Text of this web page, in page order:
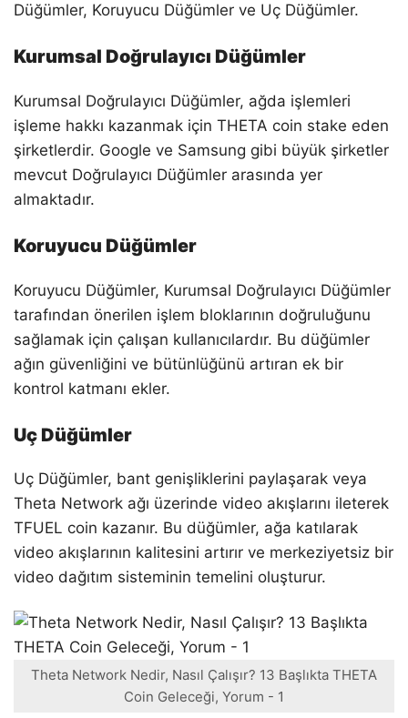
Düğümler, Koruyucu Düğümler ve Uç Düğümler.
Kurumsal Doğrulayıcı Düğümler
Kurumsal Doğrulayıcı Düğümler, ağda işlemleri
işleme hakkı kazanmak için THETA coin stake eden
şirketlerdir. Google ve Samsung gibi büyük şirketler
mevcut Doğrulayıcı Düğümler arasında yer
almaktadır.
Koruyucu Düğümler
Koruyucu Düğümler, Kurumsal Doğrulayıcı Düğümler
tarafından önerilen işlem bloklarının doğruluğunu
sağlamak için çalışan kullanıcılardır. Bu düğümler
ağın güvenliğini ve bütünlüğünü artıran ek bir
kontrol katmanı ekler.
Uç Düğümler
Uç Düğümler, bant genişliklerini paylaşarak veya
Theta Network ağı üzerinde video akışlarını ileterek
TFUEL coin kazanır. Bu düğümler, ağa katılarak
video akışlarının kalitesini artırır ve merkeziyetsiz bir
video dağıtım sisteminin temelini oluşturur.
Theta Network Nedir, Nasıl Çalışır? 13 Başlıkta THETA
Coin Geleceği, Yorum - 1